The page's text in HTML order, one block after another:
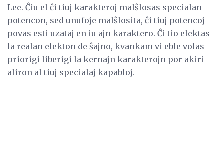
Lee. Ĉiu el ĉi tiuj karakteroj malŝlosas specialan
potencon, sed unufoje malŝlosita, ĉi tiuj potencoj
povas esti uzataj en iu ajn karaktero. Ĉi tio elektas
la realan elekton de ŝajno, kvankam vi eble volas
priorigi liberigi la kernajn karakterojn por akiri
aliron al tiuj specialaj kapabloj.